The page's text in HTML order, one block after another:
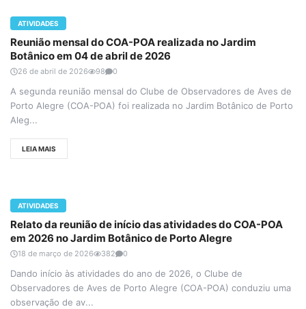
ATIVIDADES
Reunião mensal do COA-POA realizada no Jardim
Botânico em 04 de abril de 2026
26 de abril de 2026 98 0
A segunda reunião mensal do Clube de Observadores de Aves de
Porto Alegre (COA-POA) foi realizada no Jardim Botânico de Porto
Aleg...
LEIA MAIS
ATIVIDADES
Relato da reunião de início das atividades do COA-POA
em 2026 no Jardim Botânico de Porto Alegre
18 de março de 2026 382 0
Dando início às atividades do ano de 2026, o Clube de
Observadores de Aves de Porto Alegre (COA-POA) conduziu uma
observação de av...